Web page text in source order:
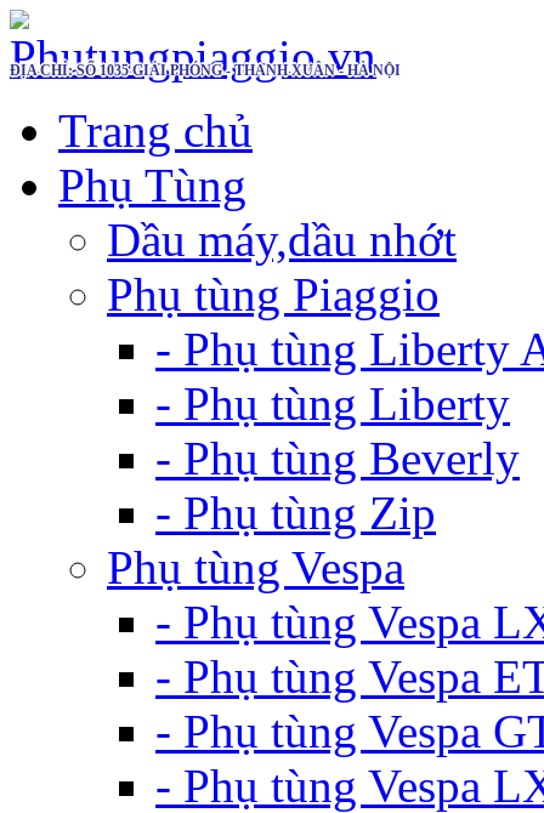
ĐỊA CHỈ: SỐ 1035 GIẢI PHÓNG - THANH XUÂN - HÀ NỘI
Trang chủ
Phụ Tùng
Dầu máy,dầu nhớt
Phụ tùng Piaggio
- Phụ tùng Liberty
- Phụ tùng Liberty
- Phụ tùng Beverly
- Phụ tùng Zip
Phụ tùng Vespa
- Phụ tùng Vespa
- Phụ tùng Vespa
- Phụ tùng Vespa
- Phụ tùng Vespa